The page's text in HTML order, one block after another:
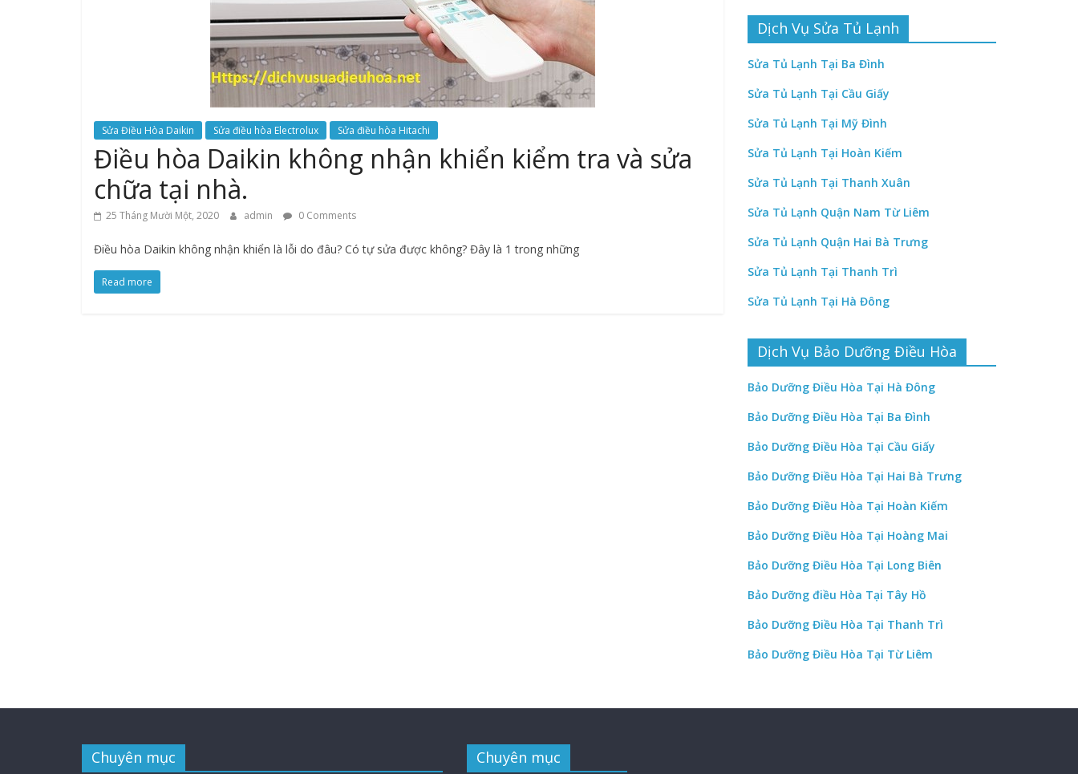
Sửa Điều Hòa Daikin Sửa điều hòa Electrolux Sửa điều hòa Hitachi
Điều hòa Daikin không nhận khiển kiểm tra và sửa
chữa tại nhà.
25 Tháng Mười Một, 2020 admin 0 Comments
Điều hòa Daikin không nhận khiển là lỗi do đâu? Có tự sửa được không? Đây là 1 trong những
Read more
Dịch Vụ Sửa Tủ Lạnh
Sửa Tủ Lạnh Tại Ba Đình
Sửa Tủ Lạnh Tại Cầu Giấy
Sửa Tủ Lạnh Tại Mỹ Đình
Sửa Tủ Lạnh Tại Hoàn Kiếm
Sửa Tủ Lạnh Tại Thanh Xuân
Sửa Tủ Lạnh Quận Nam Từ Liêm
Sửa Tủ Lạnh Quận Hai Bà Trưng
Sửa Tủ Lạnh Tại Thanh Trì
Sửa Tủ Lạnh Tại Hà Đông
Dịch Vụ Bảo Dưỡng Điều Hòa
Bảo Dưỡng Điều Hòa Tại Hà Đông
Bảo Dưỡng Điều Hòa Tại Ba Đình
Bảo Dưỡng Điều Hòa Tại Cầu Giấy
Bảo Dưỡng Điều Hòa Tại Hai Bà Trưng
Bảo Dưỡng Điều Hòa Tại Hoàn Kiếm
Bảo Dưỡng Điều Hòa Tại Hoàng Mai
Bảo Dưỡng Điều Hòa Tại Long Biên
Bảo Dưỡng điều Hòa Tại Tây Hồ
Bảo Dưỡng Điều Hòa Tại Thanh Trì
Bảo Dưỡng Điều Hòa Tại Từ Liêm
Chuyên mục Chuyên mục